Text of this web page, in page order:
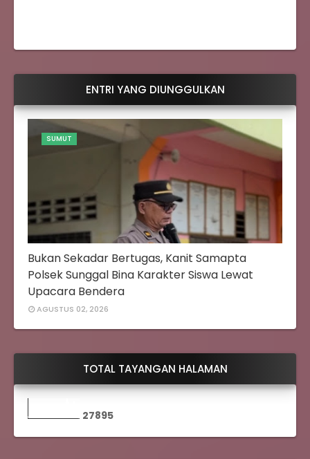
ENTRI YANG DIUNGGULKAN
SUMUT
Bukan Sekadar Bertugas, Kanit Samapta
Polsek Sunggal Bina Karakter Siswa Lewat
Upacara Bendera
AGUSTUS 02, 2026
TOTAL TAYANGAN HALAMAN
27895